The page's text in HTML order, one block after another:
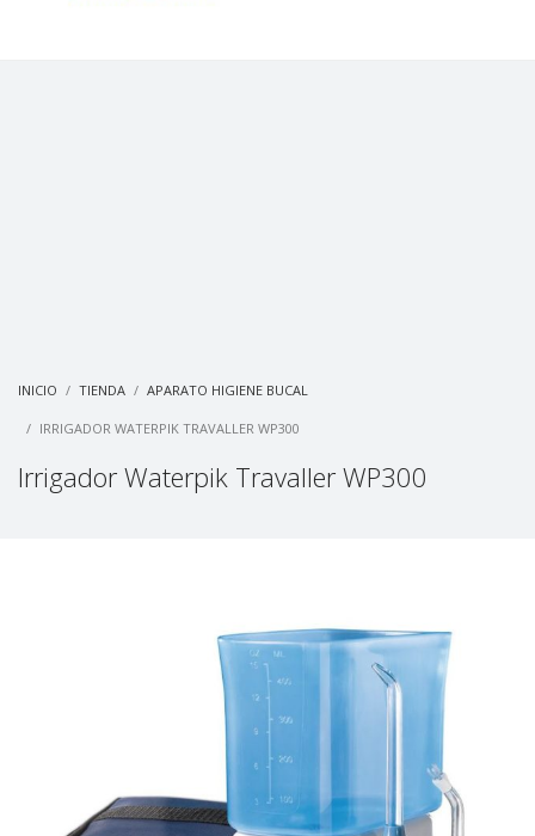
INICIO TIENDA APARATO HIGIENE BUCAL
IRRIGADOR WATERPIK TRAVALLER WP300
Irrigador Waterpik Travaller WP300